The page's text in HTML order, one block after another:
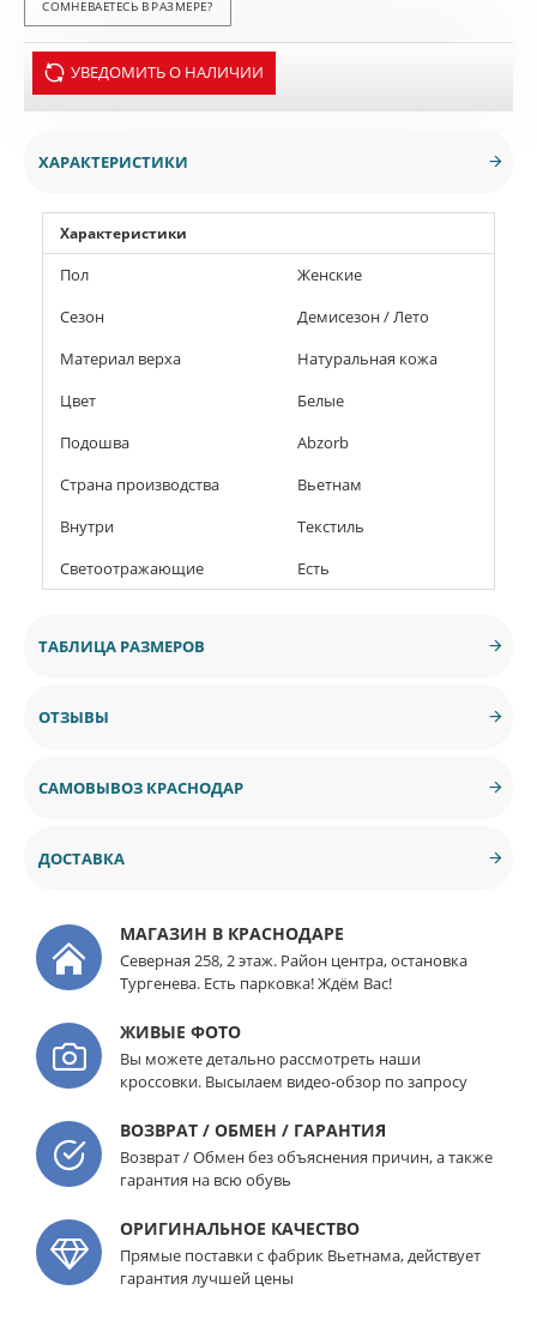
УВЕДОМИТЬ О НАЛИЧИИ
ХАРАКТЕРИСТИКИ
Характеристики
Пол
Женские
Сезон
Демисезон / Лето
Материал верха
Натуральная кожа
Цвет
Белые
Подошва
Abzorb
Страна производства
Вьетнам
Внутри
Текстиль
Светоотражающие
Есть
ТАБЛИЦА РАЗМЕРОВ
ОТЗЫВЫ
САМОВЫВОЗ КРАСНОДАР
ДОСТАВКА
СОМНЕВАЕТЕСЬ В РАЗМЕРЕ?
МАГАЗИН В КРАСНОДАРЕ
Северная 258, 2 этаж. Район центра, остановка
Тургенева. Есть парковка! Ждём Вас!
ЖИВЫЕ ФОТО
Вы можете детально рассмотреть наши
кроссовки. Высылаем видео-обзор по запросу
ВОЗВРАТ / ОБМЕН / ГАРАНТИЯ
Возврат / Обмен без объяснения причин, а также
гарантия на всю обувь
ОРИГИНАЛЬНОЕ КАЧЕСТВО
Прямые поставки с фабрик Вьетнама, действует
гарантия лучшей цены